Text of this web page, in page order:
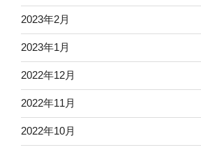
2023年2月
2023年1月
2022年12月
2022年11月
2022年10月